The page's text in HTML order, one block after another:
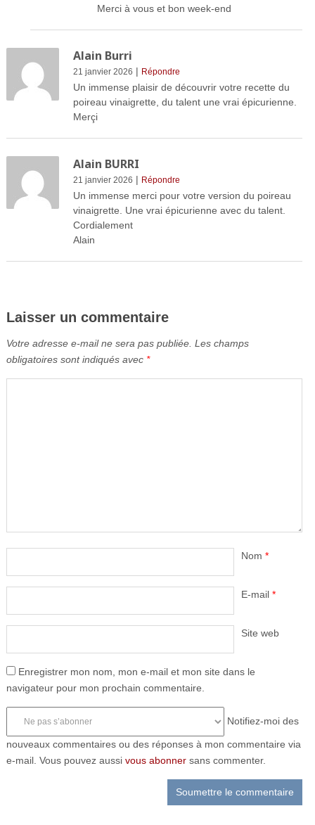
Merci à vous et bon week-end
Alain Burri
21 janvier 2026 | Répondre
Un immense plaisir de découvrir votre recette du
poireau vinaigrette, du talent une vrai épicurienne.
Merçi
Alain BURRI
21 janvier 2026 | Répondre
Un immense merci pour votre version du poireau
vinaigrette. Une vrai épicurienne avec du talent.
Cordialement
Alain
Laisser un commentaire
Votre adresse e-mail ne sera pas publiée. Les champs
obligatoires sont indiqués avec *
Nom *
E-mail *
Site web
Enregistrer mon nom, mon e-mail et mon site dans le
navigateur pour mon prochain commentaire.
Notifiez-moi des
nouveaux commentaires ou des réponses à mon commentaire via
e-mail. Vous pouvez aussi vous abonnersans commenter.